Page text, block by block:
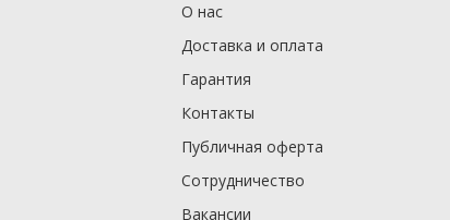
О нас
Доставка и оплата
Гарантия
Контакты
Публичная оферта
Сотрудничество
Вакансии